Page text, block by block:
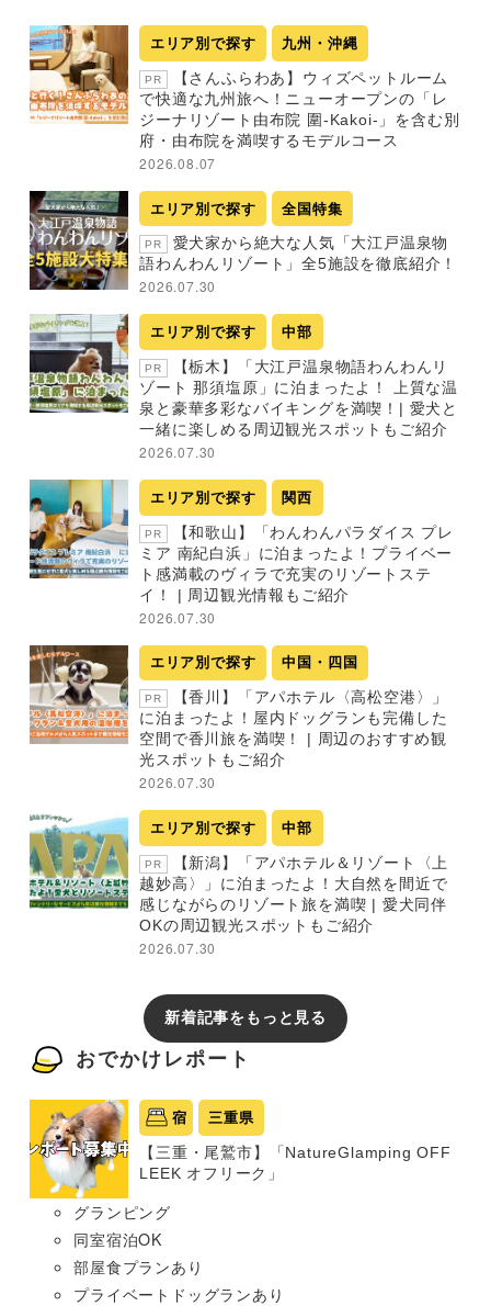
エリア別で探す 九州・沖縄
PR
【さんふらわあ】ウィズペットルーム
で快適な九州旅へ！ニューオープンの「レ
ジーナリゾート由布院 圍-Kakoi-」を含む別
府・由布院を満喫するモデルコース
2026.08.07
エリア別で探す 全国特集
PR
愛犬家から絶大な人気「大江戸温泉物
語わんわんリゾート」全5施設を徹底紹介！
2026.07.30
エリア別で探す 中部
PR
【栃木】「大江戸温泉物語わんわんリ
ゾート 那須塩原」に泊まったよ！ 上質な温
泉と豪華多彩なバイキングを満喫！| 愛犬と
一緒に楽しめる周辺観光スポットもご紹介
2026.07.30
エリア別で探す 関西
PR
【和歌山】「わんわんパラダイス プレ
ミア 南紀白浜」に泊まったよ！プライベー
ト感満載のヴィラで充実のリゾートステ
イ！ | 周辺観光情報もご紹介
2026.07.30
エリア別で探す 中国・四国
PR
【香川】「アパホテル〈高松空港〉」
に泊まったよ！屋内ドッグランも完備した
空間で香川旅を満喫！ | 周辺のおすすめ観
光スポットもご紹介
2026.07.30
エリア別で探す 中部
PR
【新潟】「アパホテル＆リゾート〈上
越妙高〉」に泊まったよ！大自然を間近で
感じながらのリゾート旅を満喫 | 愛犬同伴
OKの周辺観光スポットもご紹介
2026.07.30
新着記事をもっと見る
おでかけレポート
宿 三重県
【三重・尾鷲市】「NatureGlamping OFF
LEEK オフリーク」
グランピング
同室宿泊OK
部屋食プランあり
プライベートドッグランあり